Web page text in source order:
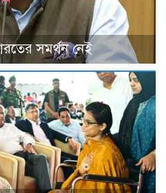
সমর্থন নেই